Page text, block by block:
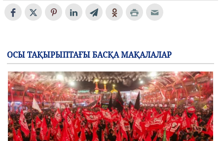
ОСЫ ТАҚЫРЫПТАҒЫ БАСҚА МАҚАЛАЛАР